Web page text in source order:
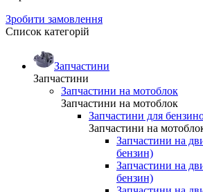
Зробити замовлення
Список категорій
Запчастини
Запчастини
Запчастини на мотоблок
Запчастини на мотоблок
Запчастини для
Запчастини на
Запчастини на
бензин)
Запчастини на
бензин)